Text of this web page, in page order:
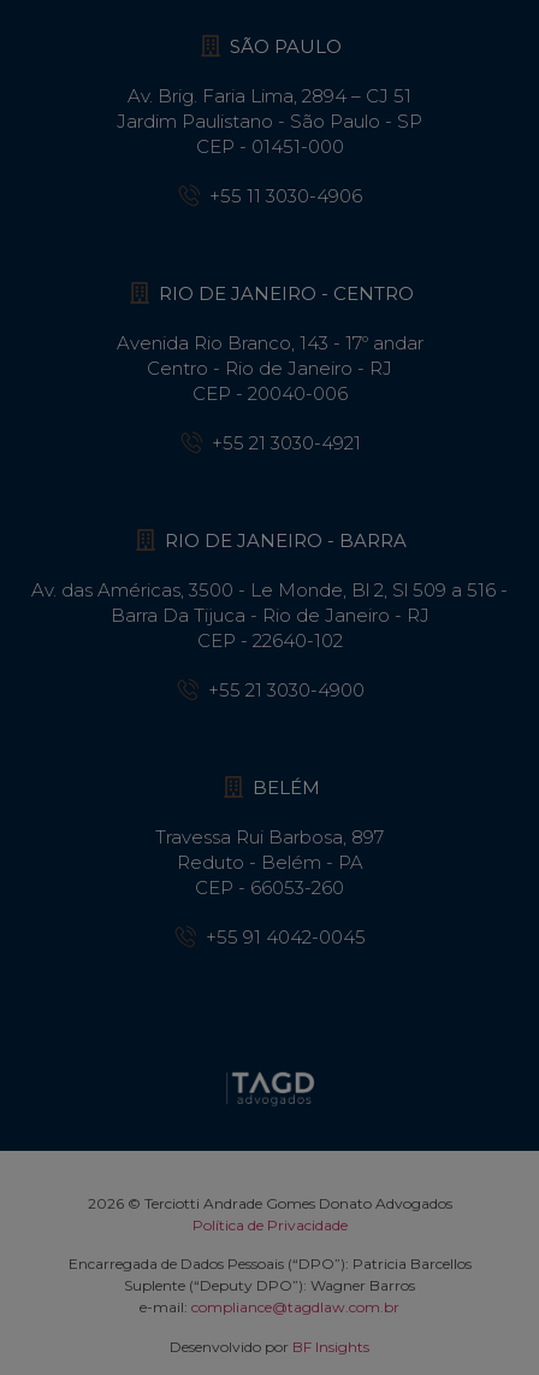
SÃO PAULO
Av. Brig. Faria Lima, 2894 – CJ 51
Jardim Paulistano - São Paulo - SP
CEP - 01451-000
+55 11 3030-4906
RIO DE JANEIRO - CENTRO
Avenida Rio Branco, 143 - 17º andar
Centro - Rio de Janeiro - RJ
CEP - 20040-006
+55 21 3030-4921
RIO DE JANEIRO - BARRA
Av. das Américas, 3500 - Le Monde, Bl 2, Sl 509 a 516 -
Barra Da Tijuca - Rio de Janeiro - RJ
CEP - 22640-102​
+55 21 3030-4900
BELÉM
Travessa Rui Barbosa, 897
Reduto - Belém - PA
CEP - 66053-260
+55 91 4042-0045
2026 © Terciotti Andrade Gomes Donato Advogados
Política de Privacidade
Encarregada de Dados Pessoais (“DPO”): Patricia Barcellos
Suplente (“Deputy DPO”): Wagner Barros
e-mail: compliance@tagdlaw.com.br
Desenvolvido por BF Insights